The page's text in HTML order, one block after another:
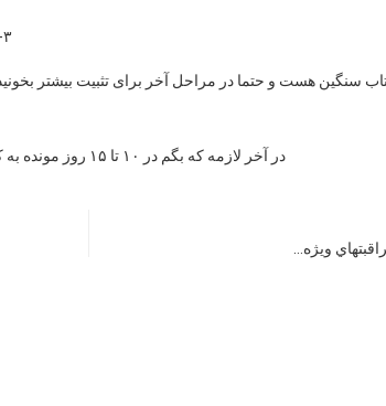
۳- کتاب امیر لزگی که هم شامل مهارتها و هم شامل نموه سوالات سالهای گذشته است.
در آخر لازمه که بگم در ۱۰ تا ۱۵ روز مونده به کنکور حتما شبیه سازی کنکور رو انجام بدین و خودتون رو در شرایط امتحان قرار دهید.
ويژه…